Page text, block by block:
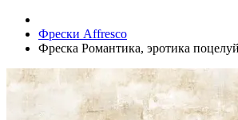
Фрески Affresco
Фреска Романтика, эротика